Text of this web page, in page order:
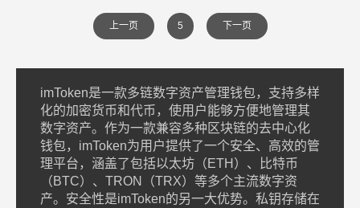
上一页 5 下一页
imToken是一款多链数字资产管理钱包，支持多样
化的加密货币和代币，使用户能够方便地管理其
数字资产。作为一款兼容多种区块链的去中心化
钱包，imToken为用户提供了一个安全、高效的管
理平台，涵盖了包括以太坊（ETH）、比特币
（BTC）、TRON（TRX）等多个主流数字资
产。安全性是imToken的另一大优势。私钥存储在